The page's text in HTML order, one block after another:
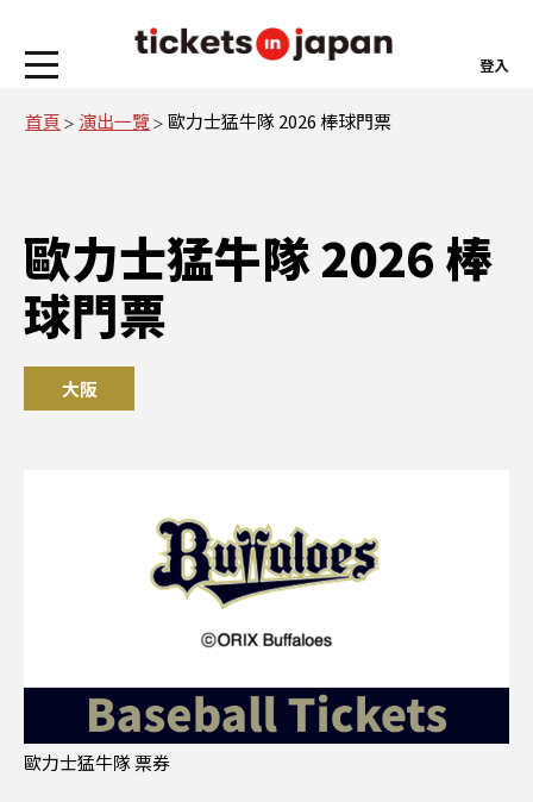
登入
首頁 演出一覽 歐力士猛牛隊 2026 棒球門票
歐力士猛牛隊 2026 棒
球門票
大阪
歐力士猛牛隊 票券